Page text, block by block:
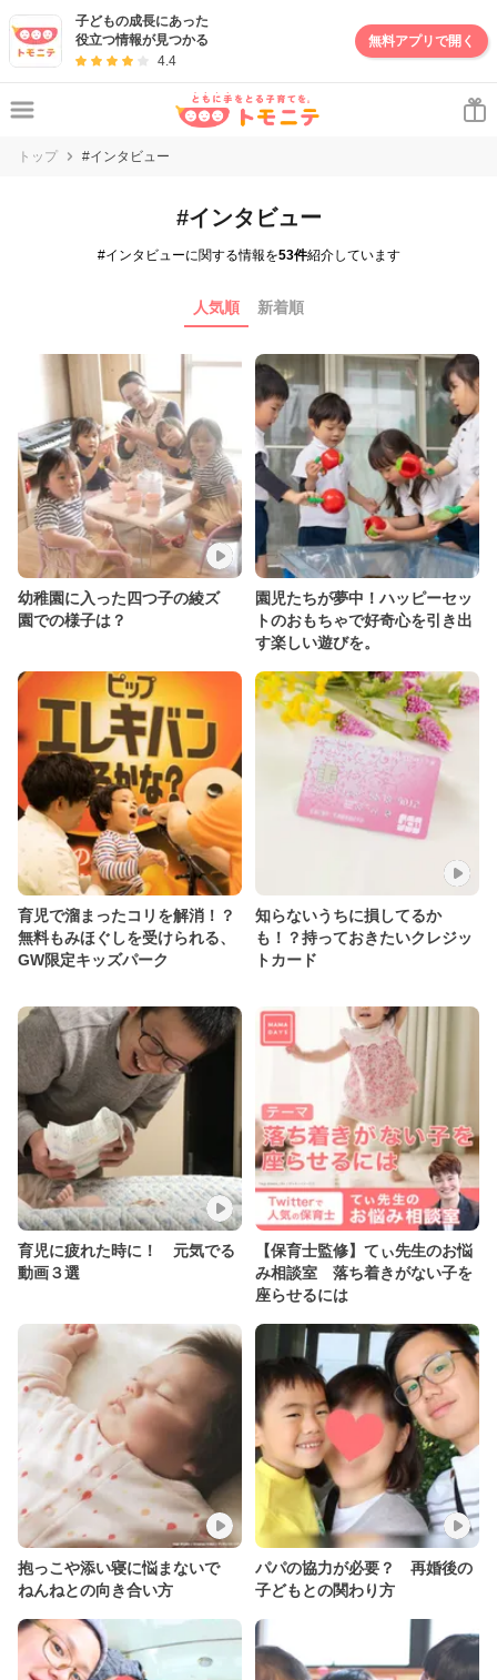
子どもの成長にあった
役立つ情報が見つかる
4.4
無料アプリで開く
トップ #インタビュー
#インタビュー
#インタビューに関する情報を53件紹介しています
人気順 新着順
幼稚園に入った四つ子の綾ズ
園での様子は？
園児たちが夢中！ハッピーセッ
トのおもちゃで好奇心を引き出
す楽しい遊びを。
育児で溜まったコリを解消！？
無料もみほぐしを受けられる、
GW限定キッズパーク
知らないうちに損してるか
も！？持っておきたいクレジッ
トカード
育児に疲れた時に！ 元気でる
動画３選
【保育士監修】てぃ先生のお悩
み相談室 落ち着きがない子を
座らせるには
抱っこや添い寝に悩まないで
ねんねとの向き合い方
パパの協力が必要？ 再婚後の
子どもとの関わり方